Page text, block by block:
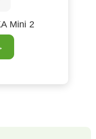
Mini 2